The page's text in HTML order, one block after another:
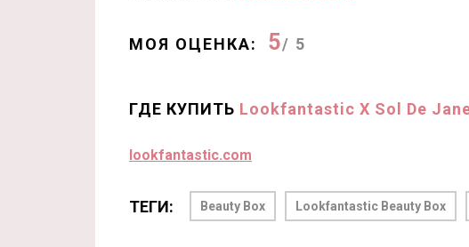
МОЯ ОЦЕНКА: 5/ 5
ГДЕ КУПИТЬ Lookfantastic X Sol De
lookfantastic.com
ТЕГИ: Beauty Box Lookfantastic Beauty Box